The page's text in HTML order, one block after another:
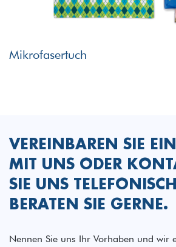
Mikrofasertuch
VEREINBAREN SIE
MIT UNS ODER
SIE UNS
BERATEN SIE GERNE.
Nennen Sie uns Ihr Vorhaben und wir